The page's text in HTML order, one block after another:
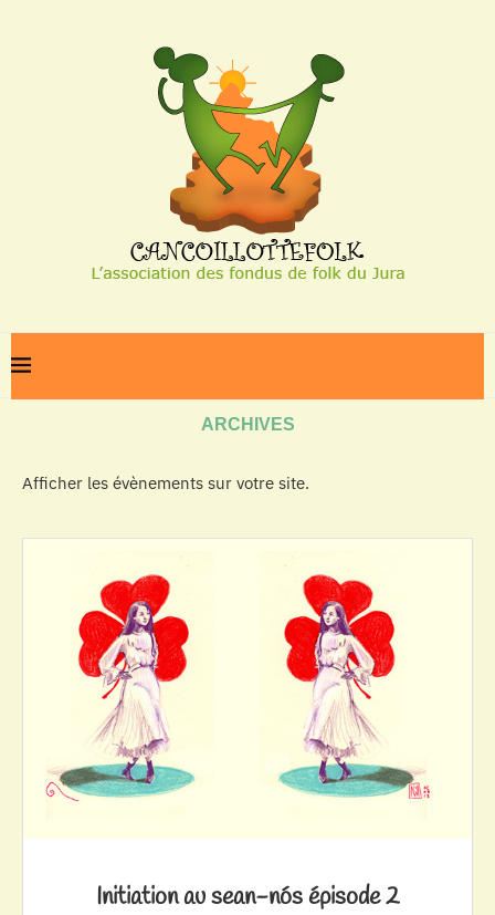
ARCHIVES
Afficher les évènements sur votre site.
Initiation au sean-nós épisode 2